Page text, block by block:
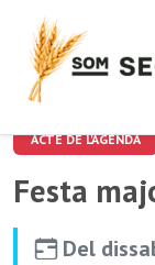
ACTE DE L'AGENDA
Festa
Del